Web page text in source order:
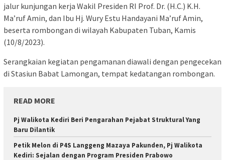
jalur kunjungan kerja Wakil Presiden RI Prof. Dr. (H.C.) K.H.
Ma’ruf Amin, dan Ibu Hj. Wury Estu Handayani Ma’ruf Amin,
beserta rombongan di wilayah Kabupaten Tuban, Kamis
(10/8/2023).
Serangkaian kegiatan pengamanan diawali dengan pengecekan
di Stasiun Babat Lamongan, tempat kedatangan rombongan.
READ MORE
Pj Walikota Kediri Beri Pengarahan Pejabat Struktural Yang
Baru Dilantik
Petik Melon di P4S Langgeng Mazaya Pakunden, Pj Walikota
Kediri: Sejalan dengan Program Presiden Prabowo